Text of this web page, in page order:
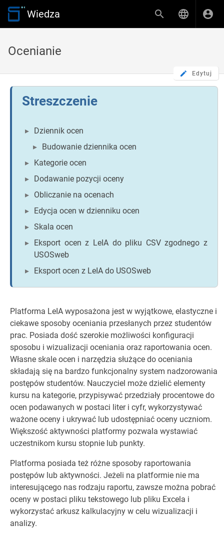
Wiedza
Ocenianie
Edytuj
Dziennik ocen
Budowanie dziennika ocen
Kategorie ocen
Dodawanie pozycji oceny
Obliczanie na ocenach
Edycja ocen w dzienniku ocen
Skala ocen
Eksport ocen z LeIA do pliku CSV zgodnego z
USOSweb
Eksport ocen z LeIA do USOSweb
Platforma LeIA wyposażona jest w wyjątkowe, elastyczne i
ciekawe sposoby oceniania przesłanych przez studentów
prac. Posiada dość szerokie możliwości konfiguracji
sposobu i wizualizacji oceniania oraz raportowania ocen.
Własne skale ocen i narzędzia służące do oceniania
składają się na bardzo funkcjonalny system nadzorowania
postępów studentów. Nauczyciel może dzielić elementy
kursu na kategorie, przypisywać przedziały procentowe do
ocen podawanych w postaci liter i cyfr, wykorzystywać
ważone oceny i ukrywać lub udostępniać oceny uczniom.
Większość aktywności platformy pozwala wystawiać
uczestnikom kursu stopnie lub punkty.
Platforma posiada też różne sposoby raportowania
postępów lub aktywności. Jeżeli na platformie nie ma
interesującego nas rodzaju raportu, zawsze można pobrać
oceny w postaci pliku tekstowego lub pliku Excela i
wykorzystać arkusz kalkulacyjny w celu wizualizacji i
analizy.